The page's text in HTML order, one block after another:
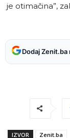
je otimačina”,
Dodaj
IZVOR
Zenit.ba